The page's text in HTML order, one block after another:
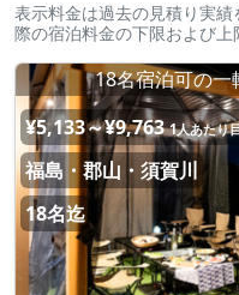
表示料金は過去の見積り実
際の宿泊料金の下限および上
18名宿泊可の一
¥5,133～¥9,763 1人あたり
福島・郡山・須賀川
18名迄